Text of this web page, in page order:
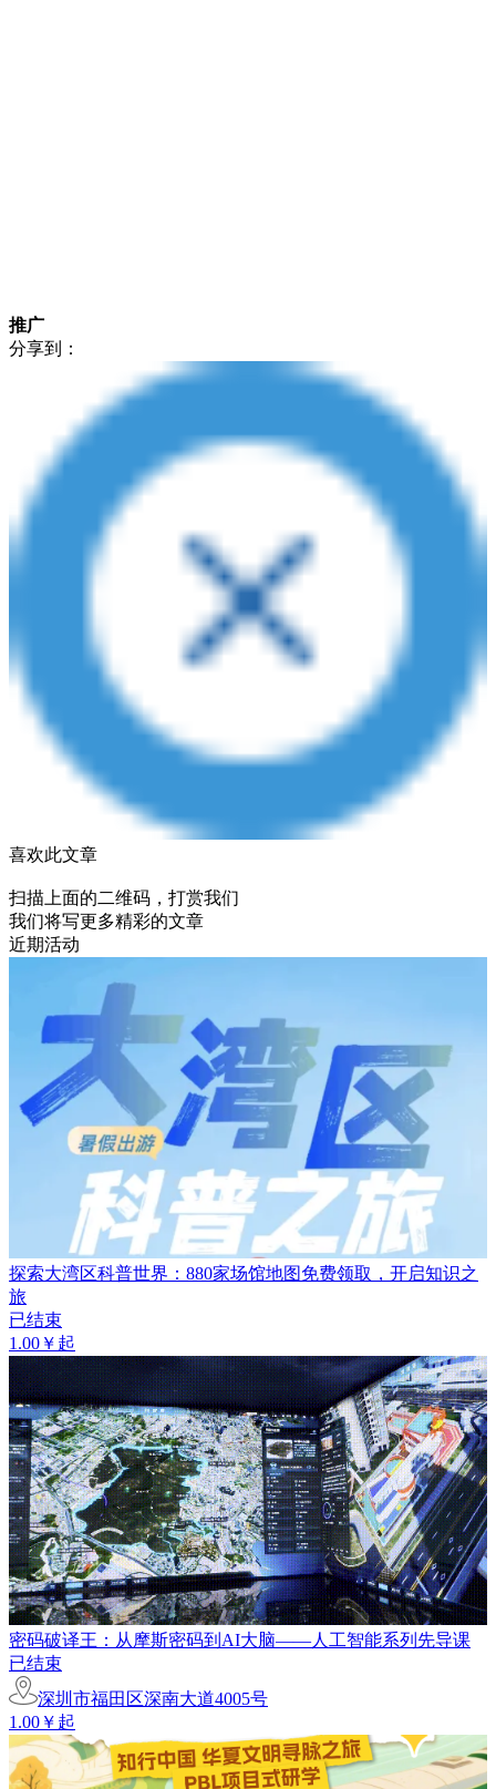
推广
分享到：
喜欢此文章
扫描上面的二维码，打赏我们
我们将写更多精彩的文章
近期活动
探索大湾区科普世界：880家场馆地图免费领取，开启知识之
旅
已结束
1.00￥起
密码破译王：从摩斯密码到AI大脑——人工智能系列先导课
已结束
深圳市福田区深南大道4005号
1.00￥起